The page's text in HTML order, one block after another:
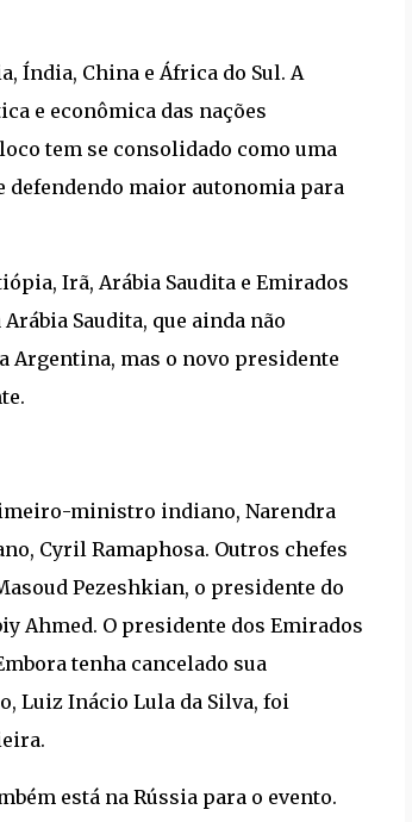
Índia, China e África do Sul. A
e econômica das nações
tem se consolidado como uma
maior autonomia para
Irã, Arábia Saudita e Emirados
Saudita, que ainda não
Argentina, mas o novo presidente
ministro indiano, Narendra
Cyril Ramaphosa. Outros chefes
Pezeshkian, o presidente do
Ahmed. O presidente dos Emirados
tenha cancelado sua
Luiz Inácio Lula da Silva, foi
está na Rússia para o evento.